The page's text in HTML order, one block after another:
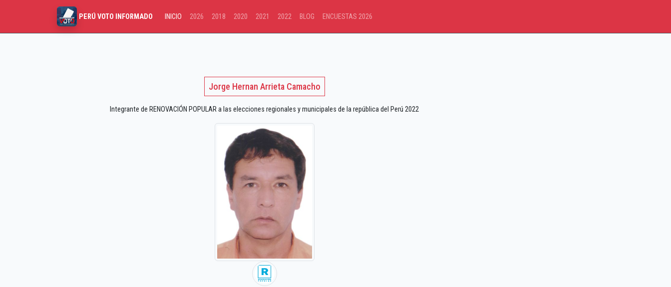
PERÚ VOTO INFORMADO INICIO 2026 2018 2020 2021 2022 BLOG ENCUESTAS 2026
Jorge Hernan Arrieta Camacho
Integrante de RENOVACIÓN POPULAR a las elecciones regionales y municipales de la república del Perú 2022